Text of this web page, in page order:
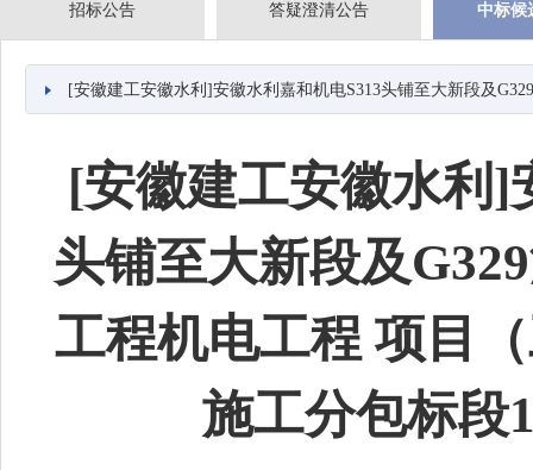
招标公告 答疑澄清公告 中标候
[安徽建工安徽水利]安徽水利嘉和机电S313头铺至大新段及G329沫河口段一级公路改建工程机电
[安徽建工安徽水利]
头铺至大新段及
工程机电工程 项目
施工分包标段